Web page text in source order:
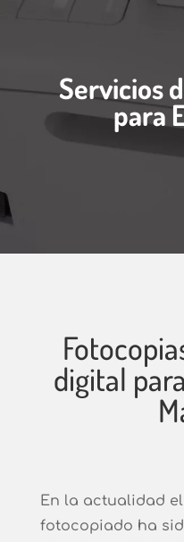
Servicios
para
digital
En la actualidad
fotocopiado ha